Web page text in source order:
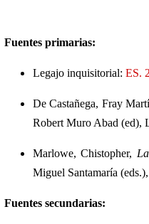
Fuentes primarias:
Legajo inquisitorial: ES.
De Castañega, Fray
Robert Muro Abad (ed),
Marlowe, Chistopher,
Miguel Santamaría
Fuentes secundarias: